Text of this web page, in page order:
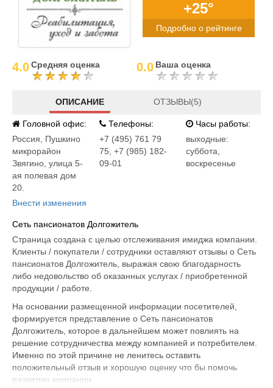
+25°
Подробно о рейтинге
4.0Средняя оценка 0.0 Ваша оценка
ОПИСАНИЕ ОТЗЫВЫ(5)
Головной офис:
Россия
Пушкино
микрорайон
Звягино, улица 5-
ая полевая дом
20.
Внести изменения
Телефоны:
+7 (495) 761 79
75, +7 (985) 182-
09-01
Часы работы:
выходные:
суббота,
воскресенье
Сеть пансионатов Долгожитель
Страница создана с целью отслеживания имиджа компании.
Клиенты / покупатели / сотрудники оставляют отзывы о Сеть
пансионатов Долгожитель, выражая свою благодарность
либо недовольство об оказанных услугах / приобретенной
продукции / работе.
На основании размещенной информации посетителей,
формируется представление о Сеть пансионатов
Долгожитель, которое в дальнейшем может повлиять на
решение сотрудничества между компанией и потребителем.
Именно по этой причине не ленитесь оставить
положительный отзыв и хорошую оценку что бы помочь
развитию компании.